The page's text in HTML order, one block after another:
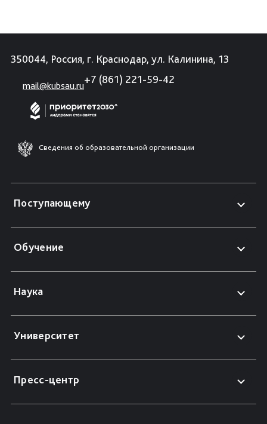
350044, Россия, г. Краснодар, ул. Калинина, 13
mail@kubsau.ru
+7 (861) 221-59-42
Сведения об образовательной организации
Поступающему
Обучение
Наука
Университет
Пресс-центр